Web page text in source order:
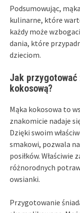
Podsumowując,
kulinarne, które
każdy może
dania, które
dzieciom.
Jak przygotować
kokosową?
Mąka kokosowa to
znakomicie nadaje
Dzięki swoim
smakowi, pozwala
posiłków.
różnorodnych
owsianki.
Przygotowanie